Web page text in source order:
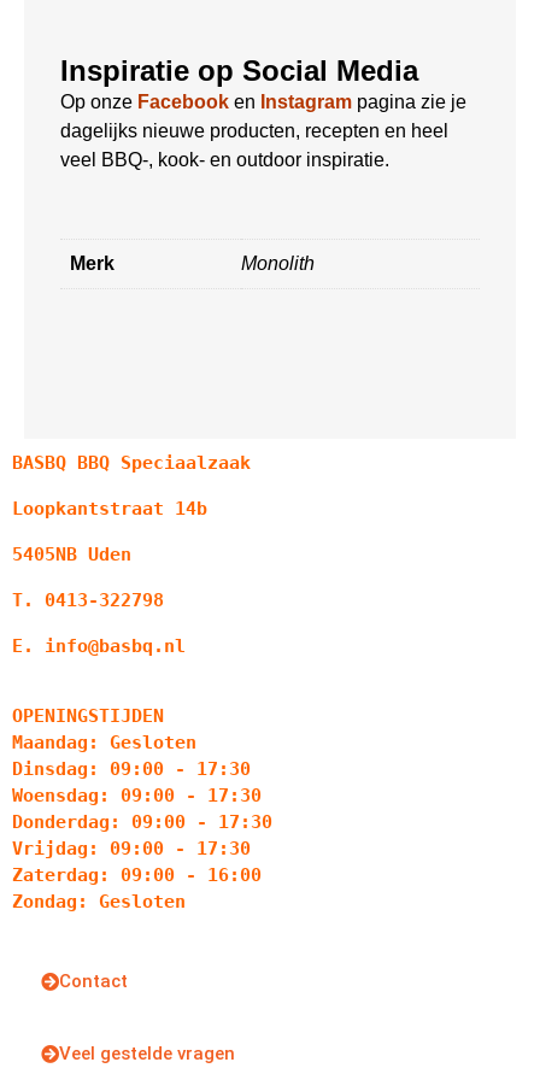
Inspiratie op Social Media
Op onze Facebook en Instagram pagina zie je
dagelijks nieuwe producten, recepten en heel
veel BBQ-, kook- en outdoor inspiratie.
Merk Monolith
BASBQ BBQ Speciaalzaak
Loopkantstraat 14b
5405NB Uden
T. 0413-322798
E. info@basbq.nl
OPENINGSTIJDEN
Maandag: Gesloten
Dinsdag: 09:00 - 17:30
Woensdag: 09:00 - 17:30
Donderdag: 09:00 - 17:30
Vrijdag: 09:00 - 17:30
Zaterdag: 09:00 - 16:00
Zondag: Gesloten
Contact
Veel gestelde vragen